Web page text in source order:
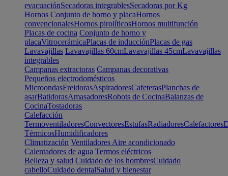
evacuaciónSecadoras integrablesSecadoras por Kg
Hornos Conjunto de horno y placaHornos
convencionalesHornos pirolíticosHornos multifunción
Placas de cocina Conjunto de horno y
placaVitrocerámicaPlacas de inducciónPlacas de gas
Lavavajillas Lavavajillas 60cmLavavajillas 45cmLavavajillas
integrables
Campanas extractoras Campanas decorativas
Pequeños electrodomésticos
MicroondasFreidorasAspiradoresCafeterasPlanchas de
asarBatidorasAmasadoresRobots de CocinaBalanzas de
CocinaTostadoras
Calefacción
TermoventiladoresConvectoresEstufasRadiadoresCalefactores
TérmicosHumidificadores
Climatización Ventiladores Aire acondicionado
Calentadores de agua Termos eléctricos
Belleza y salud Cuidado de los hombresCuidado
cabelloCuidado dentalSalud y bienestar